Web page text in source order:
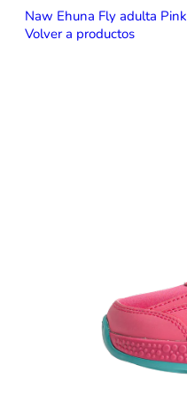
Naw Ehuna Fly adulta Pink
Volver a productos